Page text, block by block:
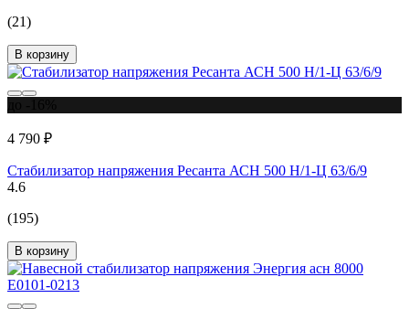
(21)
В корзину
4 790 ₽
Стабилизатор напряжения Ресанта АСН 500 Н/1-Ц 63/6/9
4.6
(195)
В корзину